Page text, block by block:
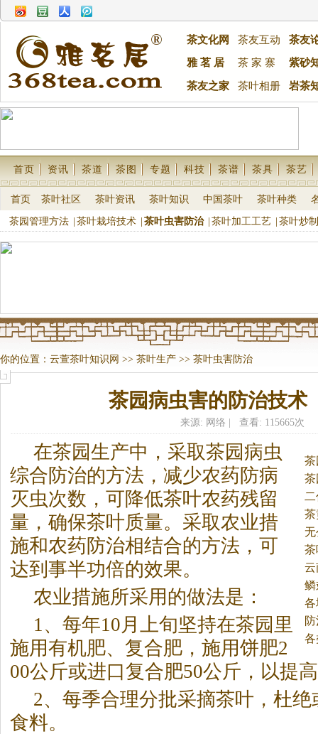
茶文化网 茶友互动
茶友
雅 茗 居
茶 家 寨 紫砂
茶友之家 茶叶相册 岩茶
首页 资讯 茶道 茶图 专题 科技 茶谱 茶具 茶艺
首页 茶叶社区 茶叶资讯 茶叶知识 中国茶叶 茶叶种类
茶园管理方法 茶叶栽培技术 茶叶虫害防治 茶叶加工工艺 茶叶炒
你的位置： 云萱茶叶知识网 >> 茶叶生产 >> 茶叶虫害防治
茶园病虫害的防治技术
来源: 网络 | 查看: 115665次
技
法
在茶园生产中，采取茶园病虫
综合防治的方法，减少农药防病
灭虫次数，可降低茶叶农药残留
量，确保茶叶质量。 采取农业措
施和农药防治相结合的方法，可
达到事半功倍的效果。
农业措施所采用的做法是：
1、每年10月上旬坚持在茶园里
施用有机肥、复合肥，施用饼肥2
00公斤或进口复合肥50公斤，以提高
2、每季合理分批采摘茶叶，杜绝
食料。